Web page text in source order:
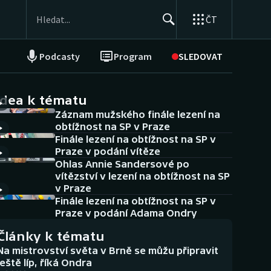
ČT
Podcasty Program SLEDOVAT
NEPŘEHLÉDNĚTE
Historické návraty
Aplikace ČT sport
AZ kvíz
k tématu
Záznam mužského finále lezení na
obtížnost na SP v Praze
Finále lezení na obtížnost na SP v
Praze v podání vítěze
Ohlas Annie Sandersové po
vítězství v lezení na obtížnost na SP
v Praze
Finále lezení na obtížnost na SP v
Praze v podání Adama Ondry
k tématu
mistrovství světa v Brně se můžu připravit
líp, říká Ondra